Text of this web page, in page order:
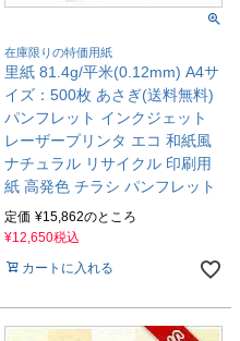
在庫限りの特価用紙
里紙 81.4g/平米(0.12mm) A4サ
イズ：500枚 あさぎ(送料無料)
パンフレット インクジェット
レーザープリンタ エコ 和紙風
ナチュラル リサイクル 印刷用
紙 高発色 チラシ パンフレット
定価 ¥15,862のところ
¥12,650税込
カートに入れる